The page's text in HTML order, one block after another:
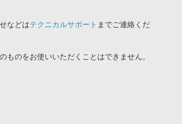
などはテクニカルサポート までご連絡くだ
のをお使いいただくことはできません。